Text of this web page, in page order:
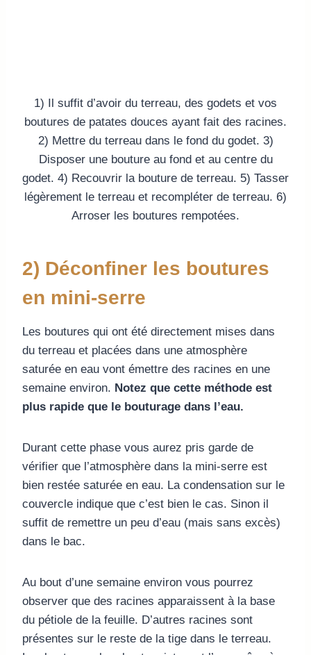
1) Il suffit d’avoir du terreau, des godets et vos
boutures de patates douces ayant fait des racines.
2) Mettre du terreau dans le fond du godet. 3)
Disposer une bouture au fond et au centre du
godet. 4) Recouvrir la bouture de terreau. 5) Tasser
légèrement le terreau et recompléter de terreau. 6)
Arroser les boutures rempotées.
2) Déconfiner les boutures
en mini-serre
Les boutures qui ont été directement mises dans
du terreau et placées dans une atmosphère
saturée en eau vont émettre des racines en une
semaine environ. Notez que cette méthode est
plus rapide que le bouturage dans l’eau.
Durant cette phase vous aurez pris garde de
vérifier que l’atmosphère dans la mini-serre est
bien restée saturée en eau. La condensation sur le
couvercle indique que c’est bien le cas. Sinon il
suffit de remettre un peu d’eau (mais sans excès)
dans le bac.
Au bout d’une semaine environ vous pourrez
observer que des racines apparaissent à la base
du pétiole de la feuille. D’autres racines sont
présentes sur le reste de la tige dans le terreau.